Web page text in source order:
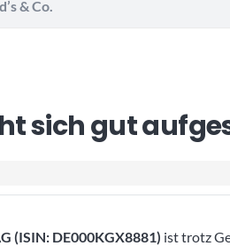
& Co.
sich gut
(ISIN: DE000KGX8881) ist trotz